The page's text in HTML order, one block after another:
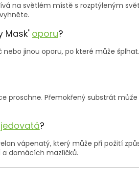
na světlém místě s rozptýleným
Mask' oporu?
jinou oporu, po které může
proschne. Přemokřený substrát
jedovatá?
vápenatý, který může při požití
domácích mazlíčků.